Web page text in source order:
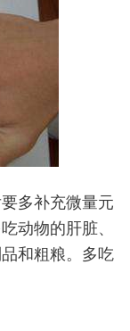
多补充微量元
动物的肝脏、
和粗粮。多吃